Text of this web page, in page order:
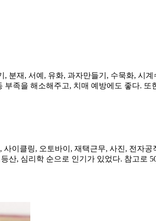
분재, 서예, 유화, 과자만들기, 수묵화, 시
족을 해소해주고, 치매 예방에도 좋다. 또
이클링, 오토바이, 재택근무, 사진, 전자공
산, 심리학 순으로 인기가 있었다. 참고로